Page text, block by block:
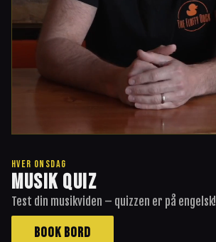
HVER ONSDAG
MUSIK QUIZ
Test din musikviden – quizzen er på engelsk!
BOOK BORD